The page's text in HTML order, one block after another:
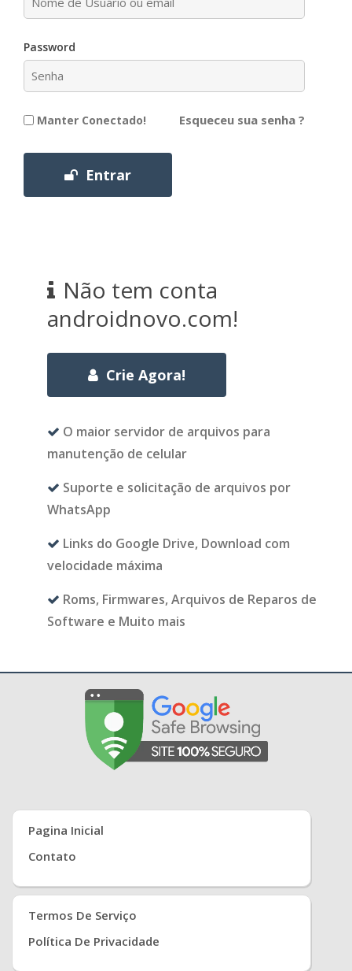
Password
Manter Conectado! Esqueceu sua senha ?
Entrar
Não tem conta
androidnovo.com!
Crie Agora!
O maior servidor de arquivos para
manutenção de celular
Suporte e solicitação de arquivos por
WhatsApp
Links do Google Drive, Download com
velocidade máxima
Roms, Firmwares, Arquivos de Reparos de
Software e Muito mais
Pagina Inicial
Contato
Termos De Serviço
Política De Privacidade